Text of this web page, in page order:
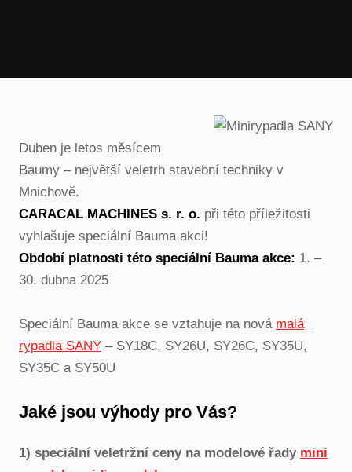
Duben je letos měsícem
Baumy – největší veletrh stavební techniky v
Mnichově.
CARACAL MACHINES s. r. o. při této příležitosti
vyhlašuje speciální Bauma akci!
Období platnosti této speciální Bauma akce: 1. –
30. dubna 2025
Speciální Bauma akce se vztahuje na nová malá
rypadla SANY – SY18C, SY26U, SY26C, SY35U,
SY35C a SY50U
Jaké jsou výhody pro Vás?
1) speciální veletržní ceny namodelové řady mini